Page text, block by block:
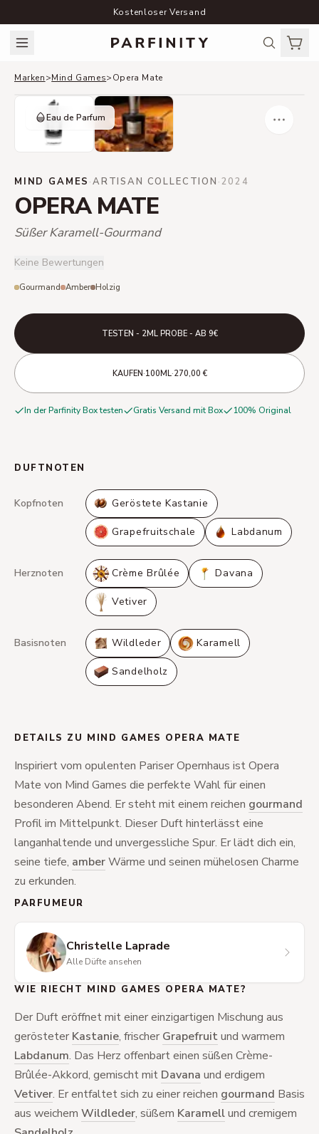
Kostenloser Versand
Marken>Mind Games>Opera Mate
Eau de Parfum
MIND GAMES ·ARTISAN COLLECTION ·2024
OPERA MATE
Süßer Karamell-Gourmand
Keine Bewertungen
Gourmand Amber Holzig
TESTEN - 2ML PROBE - AB 9€
KAUFEN·100ML·270,00 €
In der Parfinity Box testen Gratis Versand mit Box 100% Original
DUFTNOTEN
Kopfnoten Geröstete Kastanie
Grapefruitschale Labdanum
Herznoten Crème Brûlée Davana
Vetiver
Basisnoten Wildleder Karamell
Sandelholz
DETAILS ZU MIND GAMES OPERA MATE
Inspiriert vom opulenten Pariser Opernhaus ist Opera
Mate von Mind Games die perfekte Wahl für einen
besonderen Abend. Er steht mit einem reichen gourmand
Profil im Mittelpunkt. Dieser Duft hinterlässt eine
langanhaltende und unvergessliche Spur. Er lädt dich ein,
seine tiefe, amberWärme und seinen mühelosen Charme
zu erkunden.
PARFUMEUR
Christelle Laprade
Alle Düfte ansehen
WIE RIECHT MIND GAMES OPERA MATE?
Der Duft eröffnet mit einer einzigartigen Mischung aus
gerösteter Kastanie, frischer Grapefruitund warmem
Labdanum. Das Herz offenbart einen süßen Crème-
Brûlée-Akkord, gemischt mit Davana und erdigem
Vetiver. Er entfaltet sich zu einer reichen gourmand Basis
aus weichem Wildleder, süßem Karamellund cremigem